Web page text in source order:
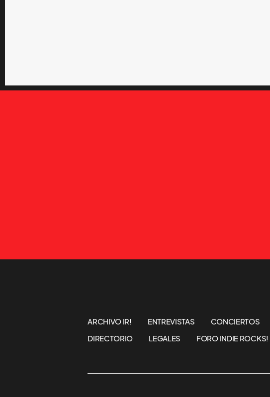
ARCHIVO IR! ENTREVISTAS CONCIERTOS
DIRECTORIO
LEGALES FORO INDIE ROCKS!